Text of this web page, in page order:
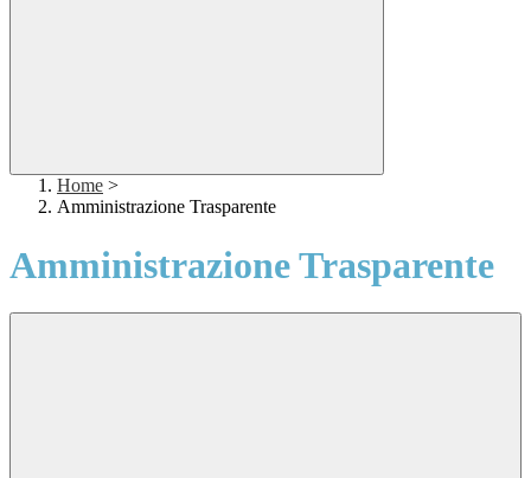
Home >
Amministrazione Trasparente
Amministrazione Trasparente